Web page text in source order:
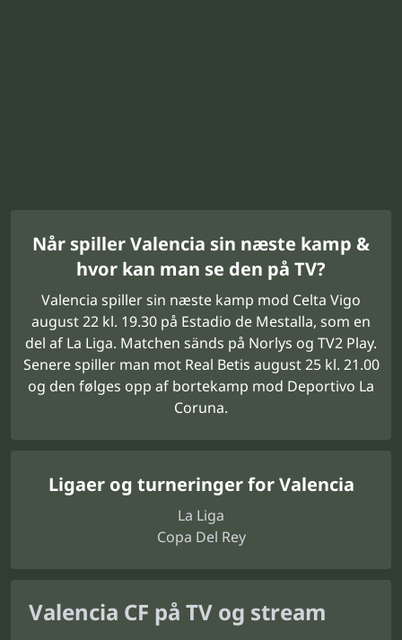
Når spiller Valencia sin næste kamp &
hvor kan man se den på TV?
Valencia spiller sin næste kamp mod Celta Vigo
august 22 kl. 19.30 på Estadio de Mestalla, som en
del af La Liga. Matchen sänds på Norlys og TV2 Play.
Senere spiller man mot Real Betis august 25 kl. 21.00
og den følges opp af bortekamp mod Deportivo La
Coruna.
Ligaer og turneringer for Valencia
La Liga
Copa Del Rey
Valencia CF på TV og stream